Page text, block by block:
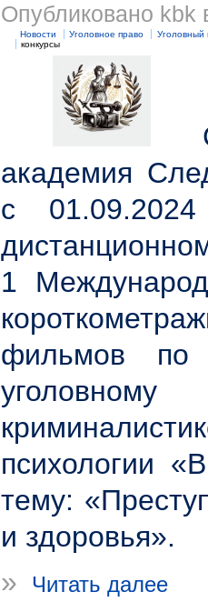
Опубликовано kbk
Новости Уголовное право
Уголовный
конкурсы
академия
с
1
фильмов по
психологии
тему:
и здоровья».
»
Читать далее